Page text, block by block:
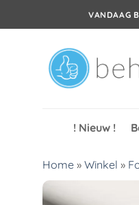
VANDAAG
! Nieuw !
Home » Winkel »